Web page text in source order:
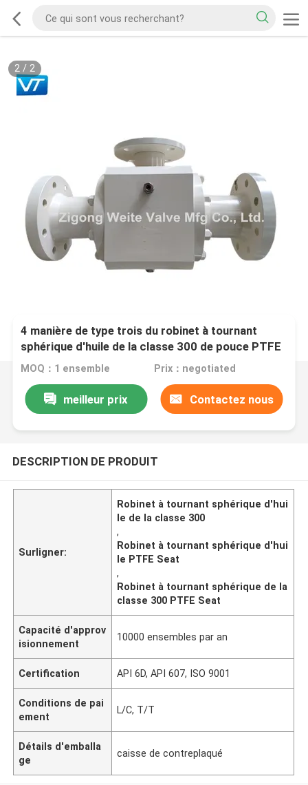
2/ 2
4 manière de type trois du robinet à tournant
sphérique d'huile de la classe 300 de pouce PTFE
Seat T avec la capacité de grand tirage
MOQ：1 ensemble Prix：negotiated
meilleur prix Contactez nous
DESCRIPTION DE PRODUIT
Surligner:
Robinet à tournant sphérique d'hui
le de la classe 300
,
Robinet à tournant sphérique d'hui
le PTFE Seat
,
Robinet à tournant sphérique de la
classe 300 PTFE Seat
Capacité d'approv
isionnement
10000 ensembles par an
Certification API 6D, API 607, ISO 9001
Conditions de pai
ement
L/C, T/T
Détails d'emballa
ge
caisse de contreplaqué